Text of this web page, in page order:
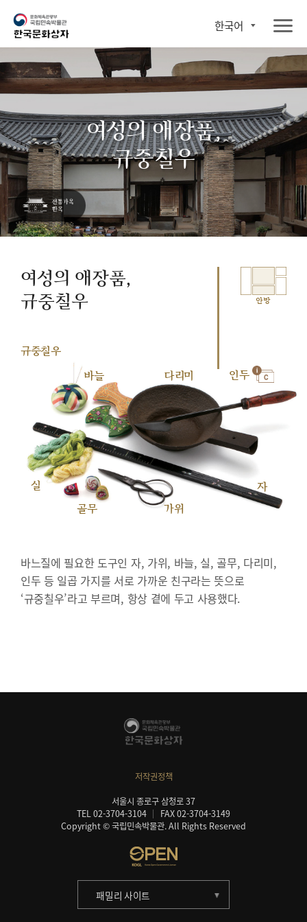
한국어
여성의 애장품,
규중칠우
여성의 애장품,
규중칠우
안방
규중칠우
바늘
다리미 인두
실
골무
가위
자
바느질에 필요한 도구인 자, 가위, 바늘, 실, 골무, 다리미,
인두 등 일곱 가지를 서로 가까운 친구라는 뜻으로
‘규중칠우’라고 부르며, 항상 곁에 두고 사용했다.
저작권정책
서울시 종로구 삼청로 37
TEL 02-3704-3104
FAX 02-3704-3149
Copyright © 국립민속박물관. All Rights Reserved
패밀리 사이트